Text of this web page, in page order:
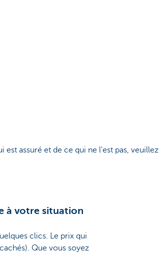
assuré et de ce qui ne l'est pas, veuillez
à votre situation
clics. Le prix qui
Que vous soyez